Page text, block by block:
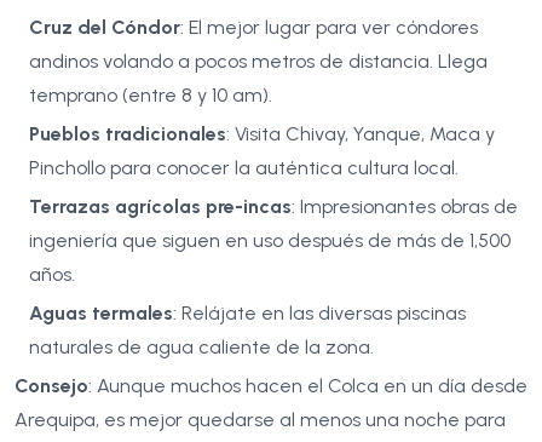
Cruz del Cóndor: El mejor lugar para ver cóndores
andinos volando a pocos metros de distancia. Llega
temprano (entre 8 y 10 am).
Pueblos tradicionales: Visita Chivay, Yanque, Maca y
Pinchollo para conocer la auténtica cultura local.
Terrazas agrícolas pre-incas: Impresionantes obras de
ingeniería que siguen en uso después de más de 1,500
años.
Aguas termales: Relájate en las diversas piscinas
naturales de agua caliente de la zona.
Consejo: Aunque muchos hacen el Colca en un día desde
Arequipa, es mejor quedarse al menos una noche para